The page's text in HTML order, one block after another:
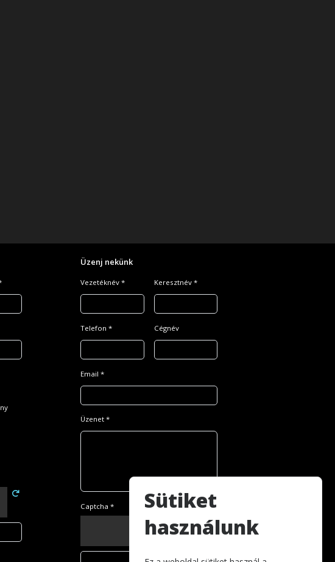
Üzenj nekünk
Vezetéknév * Keresztnév *
Telefon * Cégnév
Email *
Üzenet *
Captcha *
Sütiket
használunk